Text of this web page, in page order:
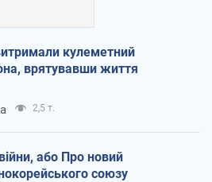
кулеметний
врятувавши життя
2,5 т.
або Про новий
союзу